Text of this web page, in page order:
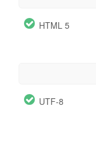
HTML 5
UTF-8